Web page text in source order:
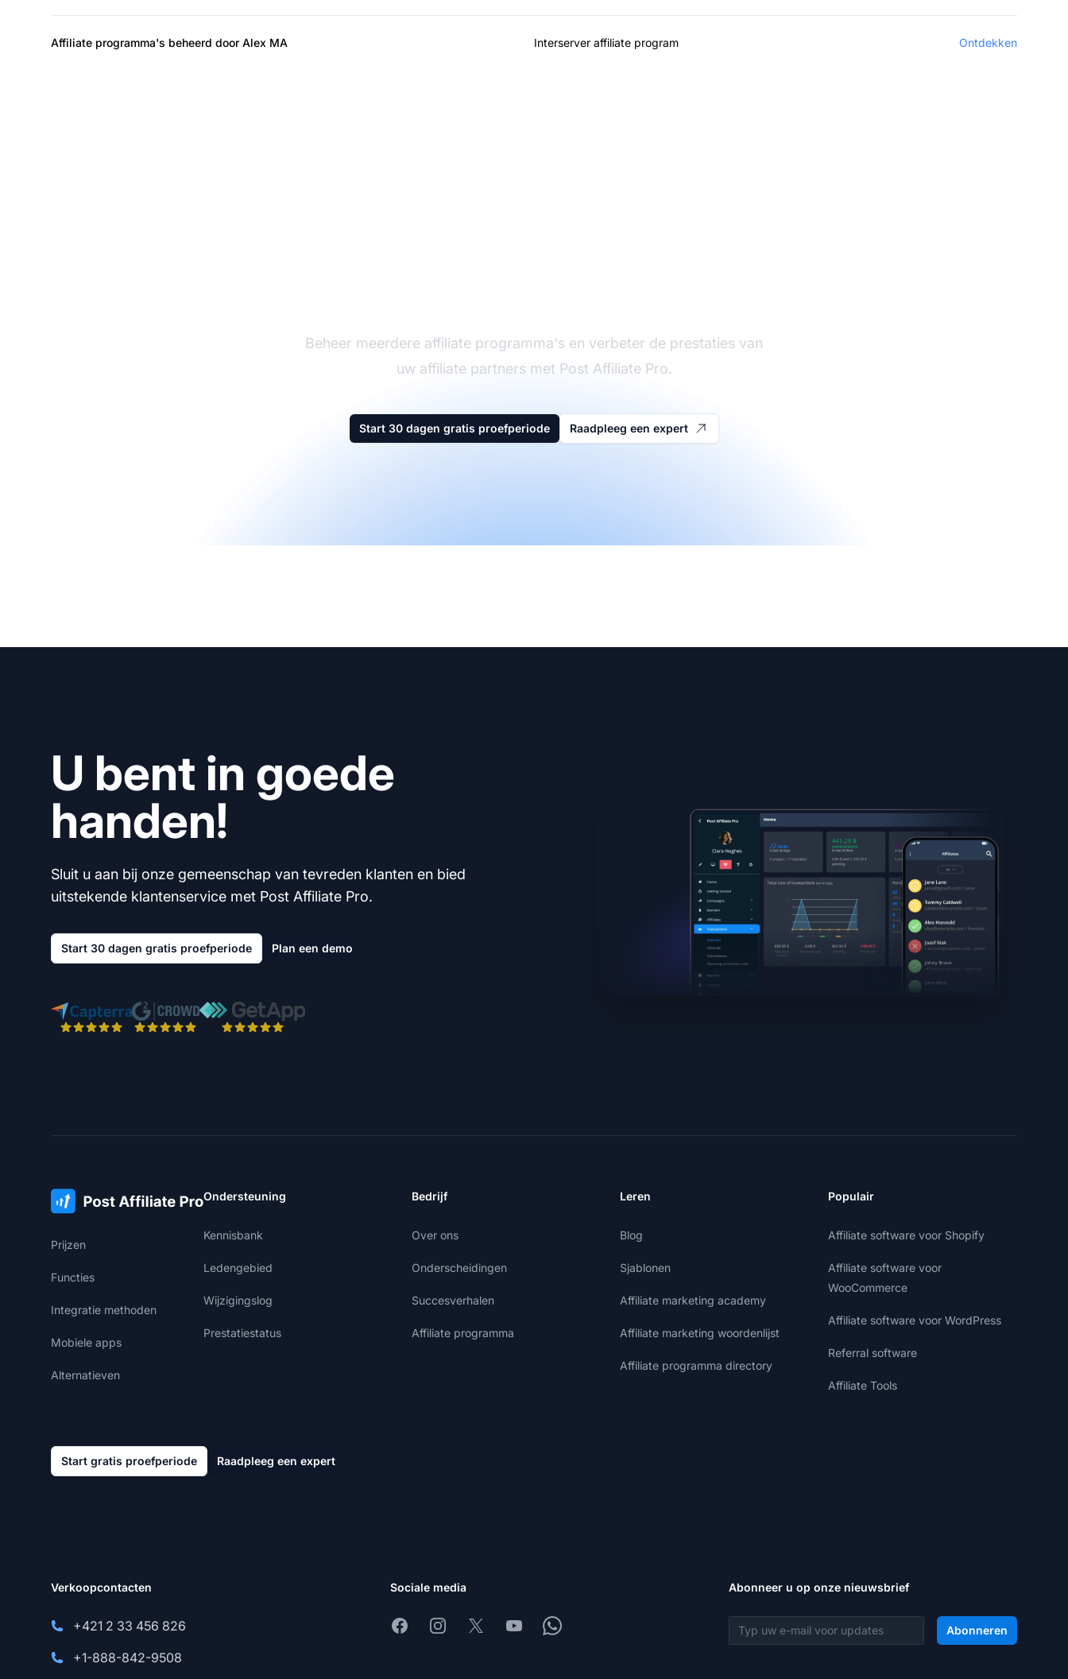
Affiliate programma's beheerd door Alex MA Interserver affiliate program Ontdekken
Beheer meerdere affiliate programma's en verbeter de prestaties van
uw affiliate partners met Post Affiliate Pro.
Start 30 dagen gratis proefperiode Raadpleeg een expert
U bent in goede
handen!
Sluit u aan bij onze gemeenschap van tevreden klanten en bied
uitstekende klantenservice met Post Affiliate Pro.
Start 30 dagen gratis proefperiode Plan een demo
Prijzen
Functies
Integratie methoden
Mobiele apps
Alternatieven
Ondersteuning
Kennisbank
Ledengebied
Wijzigingslog
Prestatiestatus
Bedrijf
Over ons
Onderscheidingen
Succesverhalen
Affiliate programma
Leren
Blog
Sjablonen
Affiliate marketing academy
Affiliate marketing woordenlijst
Affiliate programma directory
Populair
Affiliate software voor Shopify
Affiliate software voor
WooCommerce
Affiliate software voor WordPress
Referral software
Affiliate Tools
Start gratis proefperiode Raadpleeg een expert
Verkoopcontacten
+421 2 33 456 826
+1-888-842-9508
Sociale media
FacebookInstagram
X YoutubeWhatsapp
Abonneer u op onze nieuwsbrief
E-mailadres Abonneren